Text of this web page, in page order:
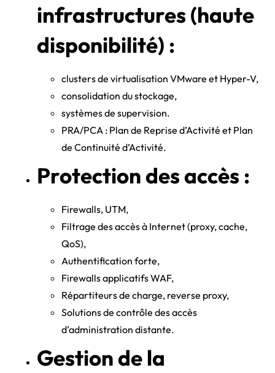
infrastructures (haute
disponibilité) :
clusters de virtualisation VMware et Hyper-V,
consolidation du stockage,
systèmes de supervision.
PRA/PCA : Plan de Reprise d’Activité et Plan
de Continuité d’Activité.
Protection des accès :
Firewalls, UTM,
Filtrage des accès à Internet (proxy, cache,
QoS),
Authentification forte,
Firewalls applicatifs WAF,
Répartiteurs de charge, reverse proxy,
Solutions de contrôle des accès
d’administration distante.
Gestion de la